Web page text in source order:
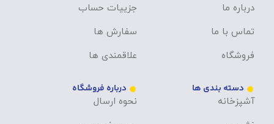
درباره ما
تماس با ما
فروشگاه
جزییات حساب
سفارش ها
علاقمندی ها
دسته بندی ها
آشپزخانه
درباره فروشگاه
نحوه ارسال